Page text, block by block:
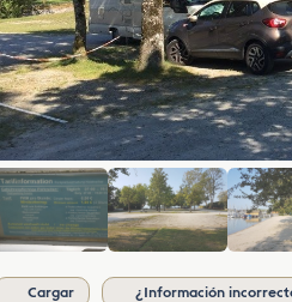
Cargar ¿Información